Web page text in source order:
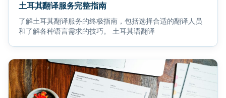
土耳其翻译服务完整指南
了解土耳其翻译服务的终极指南，包括选择合适的翻译人员
和了解各种语言需求的技巧。 土耳其语翻译